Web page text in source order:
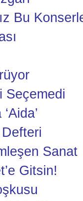
Bu
Seçemedi
Sanat
Gitsin!